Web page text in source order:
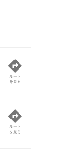
ルート
を見る
ルート
を見る